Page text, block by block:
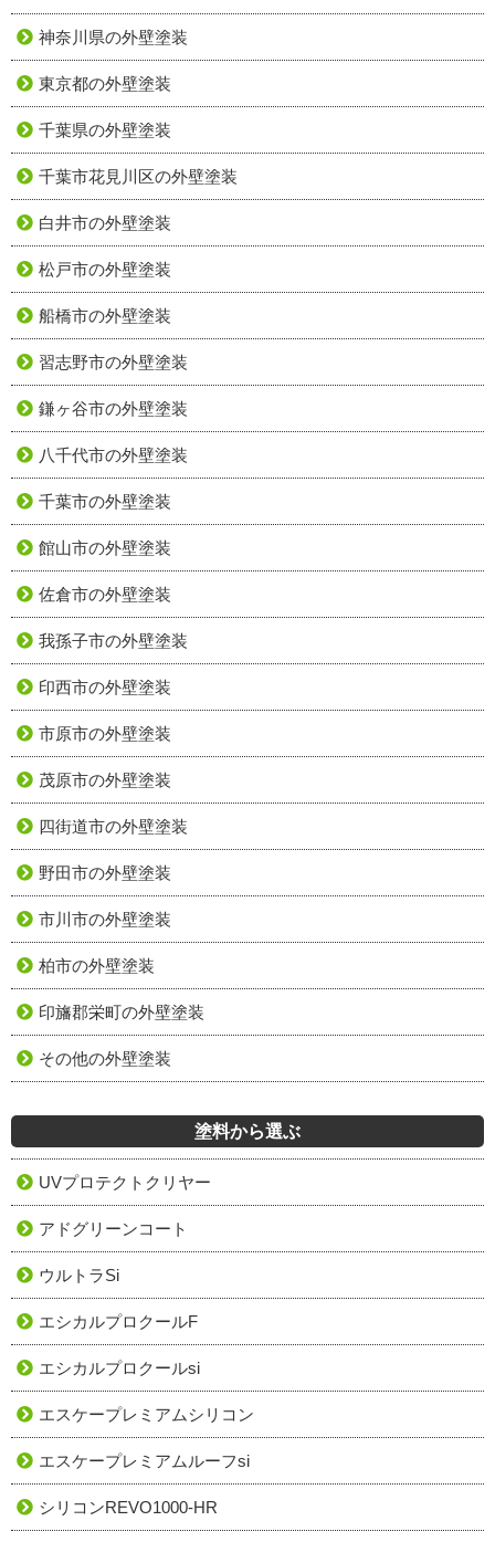
神奈川県の外壁塗装
東京都の外壁塗装
千葉県の外壁塗装
千葉市花見川区の外壁塗装
白井市の外壁塗装
松戸市の外壁塗装
船橋市の外壁塗装
習志野市の外壁塗装
鎌ヶ谷市の外壁塗装
八千代市の外壁塗装
千葉市の外壁塗装
館山市の外壁塗装
佐倉市の外壁塗装
我孫子市の外壁塗装
印西市の外壁塗装
市原市の外壁塗装
茂原市の外壁塗装
四街道市の外壁塗装
野田市の外壁塗装
市川市の外壁塗装
柏市の外壁塗装
印旛郡栄町の外壁塗装
その他の外壁塗装
塗料から選ぶ
UVプロテクトクリヤー
アドグリーンコート
ウルトラSi
エシカルプロクールF
エシカルプロクールsi
エスケープレミアムシリコン
エスケープレミアムルーフsi
シリコンREVO1000-HR